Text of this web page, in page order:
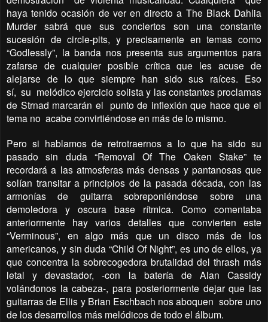
haya tenido ocasión de ver en directo a The Black Dahlia
Murder sabrá que sus conciertos son una constante
sucesión de circle-pits, y precisamente en temas como
“Godlessly”, la banda nos presenta sus argumentos para
zafarse de cualquier posible crítica que les acuse de
alejarse de lo que siempre han sido sus raíces. Eso
sí, su melódico ejercicio solista y las constantes proclamas
de Strnad marcarán el punto de inflexión que hace que el
tema no acabe convirtiéndose en más de lo mismo.
Pero si hablamos de retrotraernos a lo que ha sido su
pasado sin duda “Removal Of The Oaken Stake” te
recordará a las atmosferas más densas y pantanosas que
solían transitar a principios de la pasada década, con las
armonías de guitarra sobreponiéndose sobre una
demoledora y oscura base rítmica. Como comentaba
anteriormente hay varios detalles que convierten este
“Verminous”, en algo más que un disco más de los
americanos, y sin duda “Child Of Night”, es uno de ellos, ya
que concentra la sobrecogedora brutalidad del thrash más
letal y devastador, -con la batería de Alan Cassidy
volándonos la cabeza-, para posteriormente dejar que las
guitarras de Ellis y Brian Eschbach nos aboquen sobre uno
de los desarrollos más melódicos de todo el álbum.